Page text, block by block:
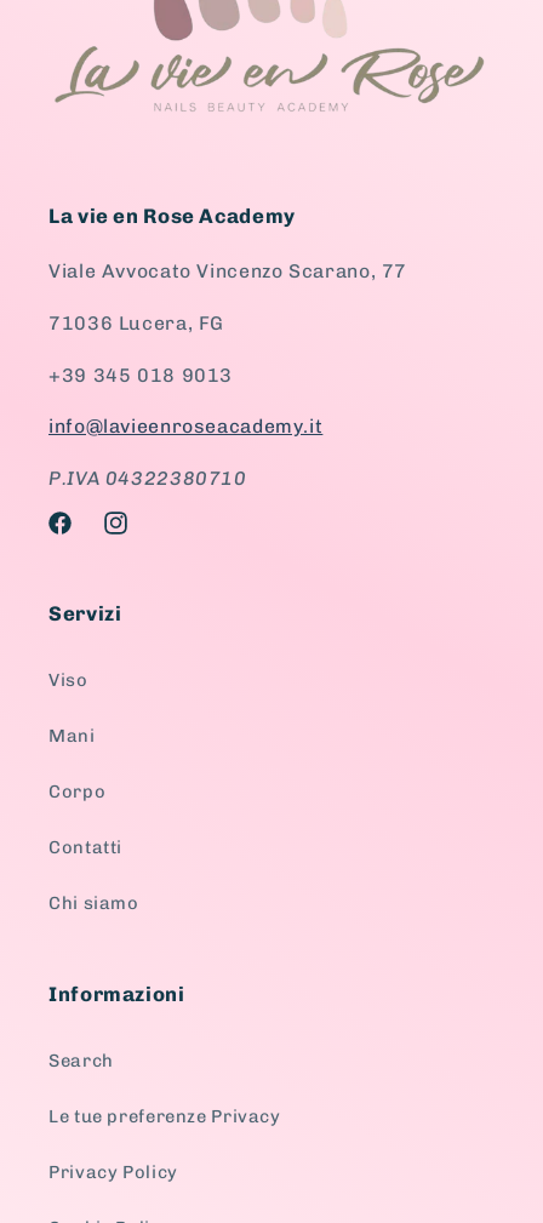
La vie en Rose Academy
Viale Avvocato Vincenzo Scarano, 77
71036 Lucera, FG
+39 345 018 9013
info@lavieenroseacademy.it
P.IVA 04322380710
FacebookInstagram
Servizi
Viso
Mani
Corpo
Contatti
Chi siamo
Informazioni
Search
Le tue preferenze Privacy
Privacy Policy